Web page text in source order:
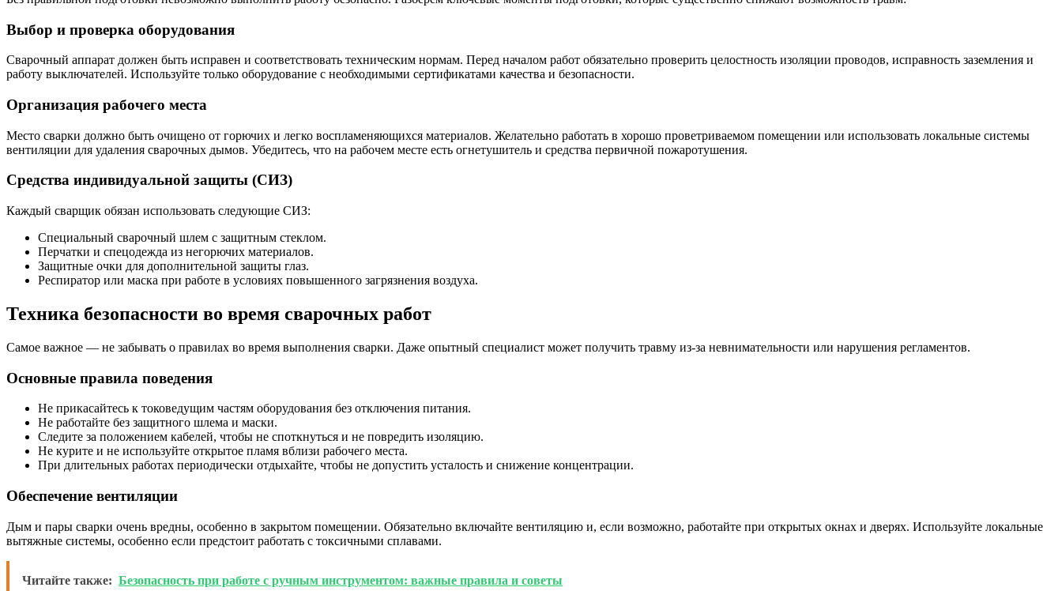
Выбор и проверка оборудования
Сварочный аппарат должен быть исправен и соответствовать техническим нормам. Перед началом работ обязательно проверить целостность изоляции проводов, исправность заземления и
работу выключателей. Используйте только оборудование с необходимыми сертификатами качества и безопасности.
Организация рабочего места
Место сварки должно быть очищено от горючих и легко воспламеняющихся материалов. Желательно работать в хорошо проветриваемом помещении или использовать локальные системы
вентиляции для удаления сварочных дымов. Убедитесь, что на рабочем месте есть огнетушитель и средства первичной пожаротушения.
Средства индивидуальной защиты (СИЗ)
Каждый сварщик обязан использовать следующие СИЗ:
Специальный сварочный шлем с защитным стеклом.
Перчатки и спецодежда из негорючих материалов.
Защитные очки для дополнительной защиты глаз.
Респиратор или маска при работе в условиях повышенного загрязнения воздуха.
Техника безопасности во время сварочных работ
Самое важное — не забывать о правилах во время выполнения сварки. Даже опытный специалист может получить травму из-за невнимательности или нарушения регламентов.
Основные правила поведения
Не прикасайтесь к токоведущим частям оборудования без отключения питания.
Не работайте без защитного шлема и маски.
Следите за положением кабелей, чтобы не споткнуться и не повредить изоляцию.
Не курите и не используйте открытое пламя вблизи рабочего места.
При длительных работах периодически отдыхайте, чтобы не допустить усталость и снижение концентрации.
Обеспечение вентиляции
Дым и пары сварки очень вредны, особенно в закрытом помещении. Обязательно включайте вентиляцию и, если возможно, работайте при открытых окнах и дверях. Используйте локальные
вытяжные системы, особенно если предстоит работать с токсичными сплавами.
Читайте также: Безопасность при работе с ручным инструментом: важные правила и советы